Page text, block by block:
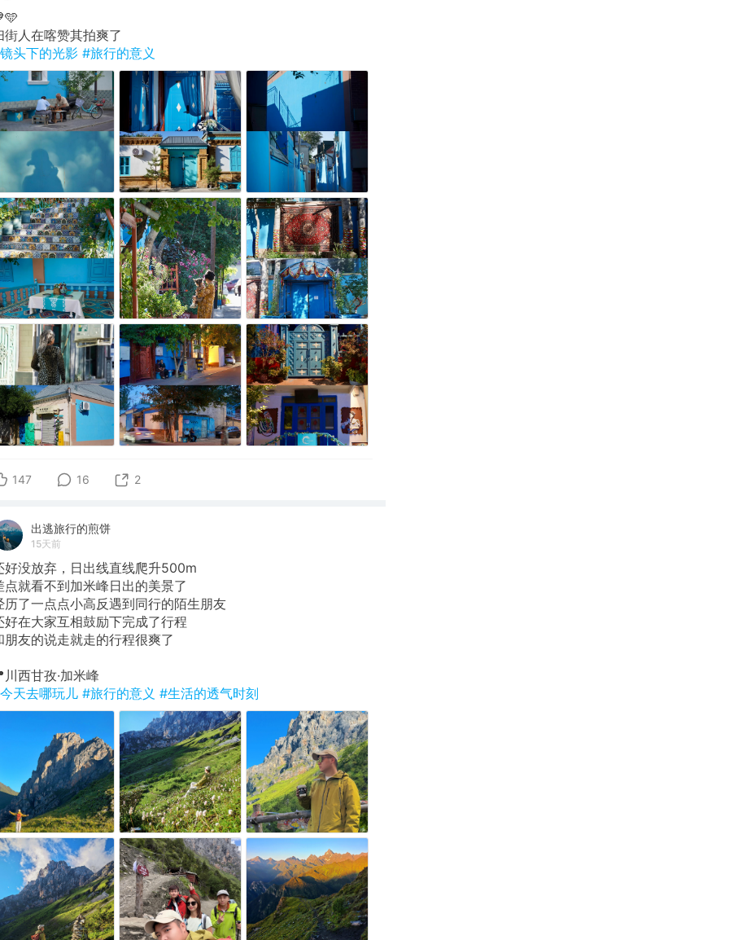
街人在喀赞其拍爽了
头下的光影 #旅行的意义
147 16 2
出逃旅行的煎饼
15天前
好没放弃，日出线直线爬升500m
点就看不到加米峰日出的美景了
历了一点点小高反遇到同行的陌生朋友
好在大家互相鼓励下完成了行程
朋友的说走就走的行程很爽了
川西甘孜·加米峰
天去哪玩儿 #旅行的意义 #生活的透气时刻